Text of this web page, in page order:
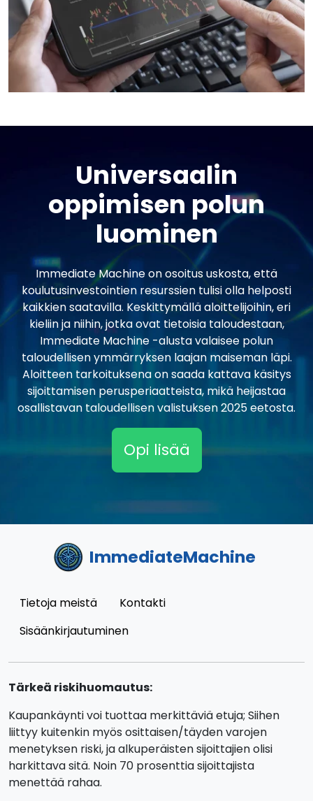
Universaalin
oppimisen polun
luominen
Immediate Machine on osoitus uskosta, että
koulutusinvestointien resurssien tulisi olla helposti
kaikkien saatavilla. Keskittymällä aloittelijoihin, eri
kieliin ja niihin, jotka ovat tietoisia taloudestaan,
Immediate Machine -alusta valaisee polun
taloudellisen ymmärryksen laajan maiseman läpi.
Aloitteen tarkoituksena on saada kattava käsitys
sijoittamisen perusperiaatteista, mikä heijastaa
osallistavan taloudellisen valistuksen 2025 eetosta.
Opi lisää
ImmediateMachine
Tietoja meistä
Kontakti
Sisäänkirjautuminen
Tärkeä riskihuomautus:
Kaupankäynti voi tuottaa merkittäviä etuja; Siihen
liittyy kuitenkin myös osittaisen/täyden varojen
menetyksen riski, ja alkuperäisten sijoittajien olisi
harkittava sitä. Noin 70 prosenttia sijoittajista
menettää rahaa.